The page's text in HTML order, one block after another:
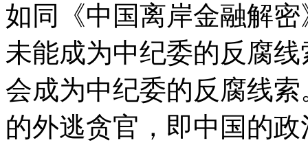
如同《中国离岸金融解
未能成为中纪委的反腐
会成为中纪委的反腐线
的外逃贪官，即中国的